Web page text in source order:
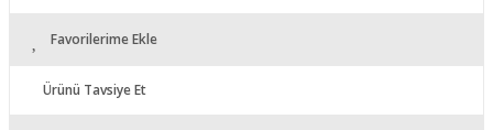
Favorilerime Ekle
Ürünü Tavsiye Et